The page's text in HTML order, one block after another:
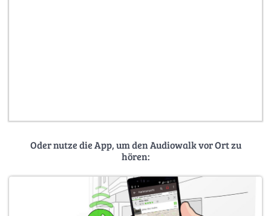
Oder nutze die App, um den Audiowalk vor Ort zu
hören: